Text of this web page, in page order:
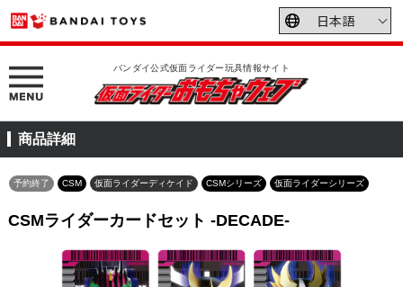
バンダイ公式仮面ライダー玩具情報サイト
商品詳細
予約終了 CSM 仮面ライダーディケイド CSMシリーズ 仮面ライダーシリーズ
CSMライダーカードセット -DECADE-